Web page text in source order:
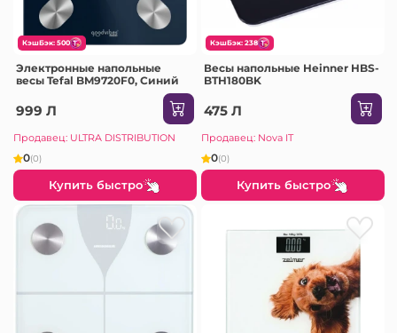
КэшБэк: 500
Электронные напольные
весы Tefal BM9720F0, Синий
999 Л
Продавец: ULTRA DISTRIBUTION
0(0)
Купить быстро
КэшБэк: 238
Весы напольные Heinner HBS-
BTH180BK
475 Л
Продавец: Nova IT
0(0)
Купить быстро